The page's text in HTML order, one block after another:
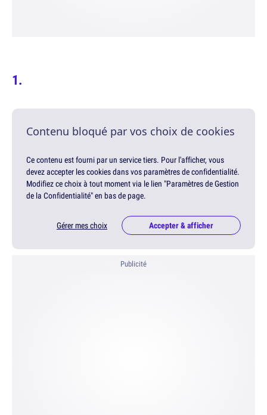
Contenu bloqué par vos choix de cookies
Ce contenu est fourni par un service tiers. Pour l'afficher, vous
devez accepter les cookies dans vos paramètres de confidentialité.
Modifiez ce choix à tout moment via le lien "Paramètres de Gestion
de la Confidentialité" en bas de page.
Gérer mes choix Accepter & afficher
Publicité